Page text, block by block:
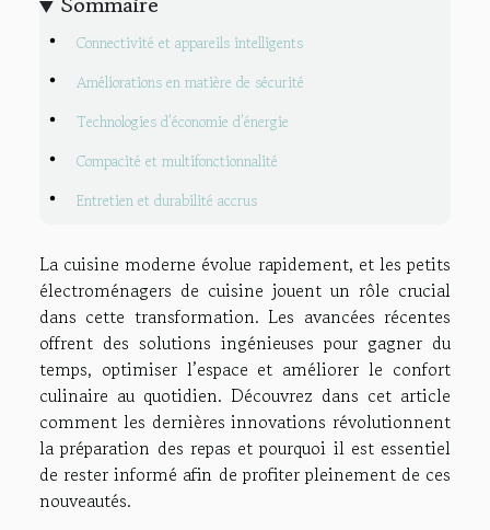
Connectivité et appareils intelligents
Améliorations en matière de sécurité
Technologies d’économie d’énergie
Compacité et multifonctionnalité
Entretien et durabilité accrus
La cuisine moderne évolue rapidement, et les petits
électroménagers de cuisine jouent un rôle crucial
dans cette transformation. Les avancées récentes
offrent des solutions ingénieuses pour gagner du
temps, optimiser l’espace et améliorer le confort
culinaire au quotidien. Découvrez dans cet article
comment les dernières innovations révolutionnent
la préparation des repas et pourquoi il est essentiel
de rester informé afin de profiter pleinement de ces
nouveautés.